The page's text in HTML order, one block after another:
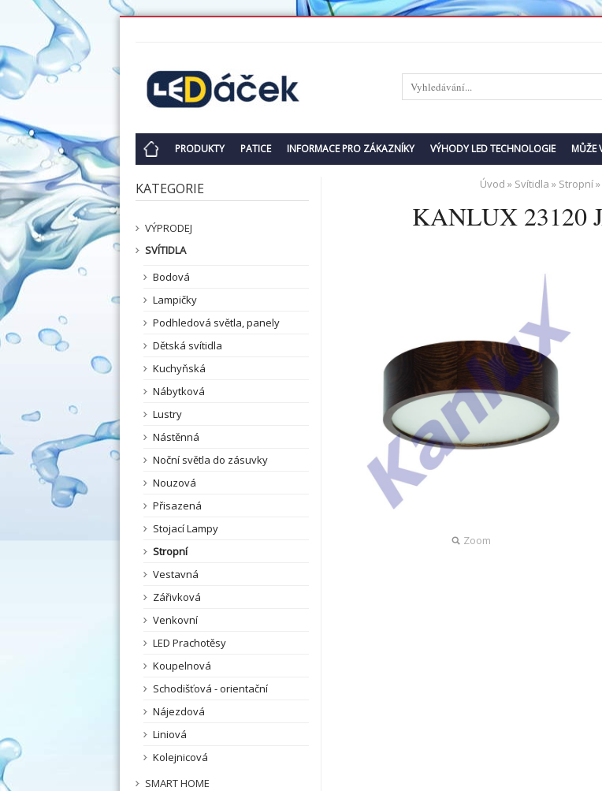
PRODUKTY PATICE INFORMACE PRO ZÁKAZNÍKY VÝHODY LED TECHNOLOGIE MŮŽE
KATEGORIE
VÝPRODEJ
SVÍTIDLA
Bodová
Lampičky
Podhledová světla, panely
Dětská svítidla
Kuchyňská
Nábytková
Lustry
Nástěnná
Noční světla do zásuvky
Nouzová
Přisazená
Stojací Lampy
Stropní
Vestavná
Zářivková
Venkovní
LED Prachotěsy
Koupelnová
Schodišťová - orientační
Nájezdová
Liniová
Kolejnicová
SMART HOME
Úvod » Svítidla » Stropní»
KANLUX 23120
Zoom